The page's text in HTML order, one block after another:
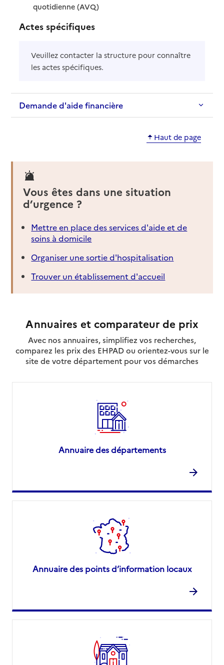
quotidienne (AVQ): disponible
: non disponible
Actes spécifiques
Veuillez contacter la structure pour connaître
les actes spécifiques.
Demande d'aide financière
Haut de page
Vous êtes dans une situation
d’urgence ?
Mettre en place des services d'aide et de
soins à domicile
Organiser une sortie d'hospitalisation
Trouver un établissement d'accueil
Annuaires et comparateur de prix
Avec nos annuaires, simplifiez vos recherches,
comparez les prix des EHPAD ou orientez-vous sur le
site de votre département pour vos démarches
Annuaire des départements
Annuaire des points d’information locaux